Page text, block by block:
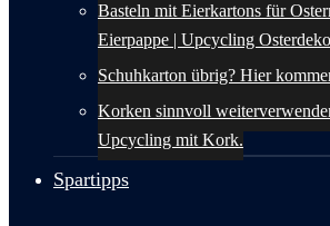
Basteln mit Eierkartons für
Eierpappe | Upcycling
Schuhkarton übrig? Hier
Korken sinnvoll
Upcycling mit Kork.
Spartipps